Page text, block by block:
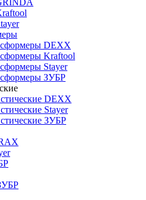
DEXX
Kraftool
Stayer
ЗУБР
DEXX
Stayer
ЗУБР